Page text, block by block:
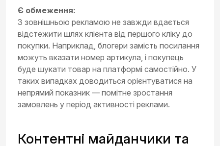
Є обмеження:
З зовнішньою рекламою не завжди вдається
відстежити шлях клієнта від першого кліку до
покупки. Наприклад, блогери замість посилання
можуть вказати номер артикула, і покупець
буде шукати товар на платформі самостійно. У
таких випадках доводиться орієнтуватися на
непрямий показник — помітне зростання
замовлень у період активності реклами.
Контентні майданчики та